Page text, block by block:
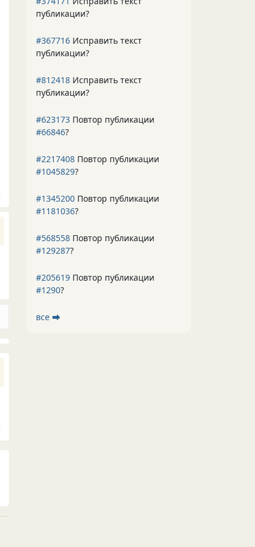
публикации?
#367716 Исправить текст
публикации?
#812418 Исправить текст
публикации?
#623173 Повтор публикации
#66846?
#2217408 Повтор публикации
#1045829?
#1345200 Повтор публикации
#1181036?
#568558 Повтор публикации
#129287?
#205619 Повтор публикации
#1290?
все ⮕